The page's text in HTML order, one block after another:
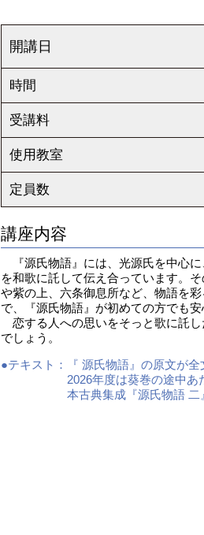
開講日
時間
受講料
使用教室
定員数
講座内容
『源氏物語』には、光源氏を中心
を和歌に託して伝え合っています。
や紫の上、六条御息所など、物語を
で、『源氏物語』が初めての方でも
恋する人への思いをそっと歌に託
でしょう。
●テキスト：
『 源氏物語』の原文が
2026年度は葵巻の途中
本古典集成『源氏物語